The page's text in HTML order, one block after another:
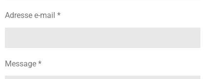
Adresse e-mail *
Message *